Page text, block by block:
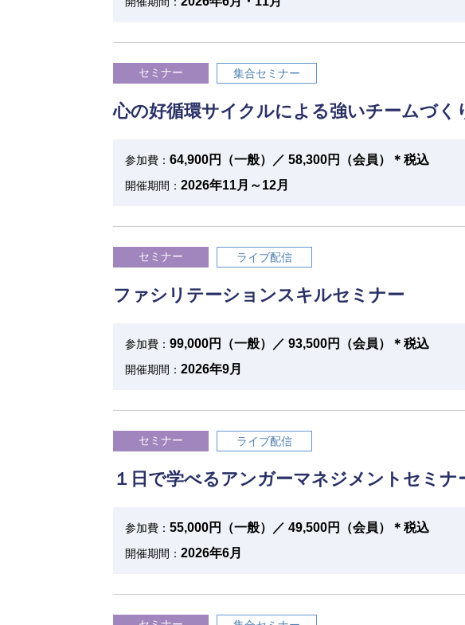
セミナー 集合セミナー
心の好循環サイクルによる強いチームづく
参加費： 64,900円（一般）／ 58,300円（会員）＊税込
開催期間： 2026年11月～12月
セミナー ライブ配信
ファシリテーションスキルセミナー
参加費： 99,000円（一般）／ 93,500円（会員）＊税込
開催期間： 2026年9月
セミナー ライブ配信
１日で学べるアンガーマネジメントセミナ
参加費： 55,000円（一般）／ 49,500円（会員）＊税込
開催期間： 2026年6月